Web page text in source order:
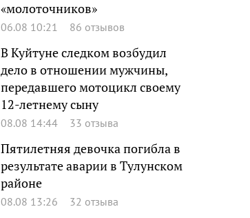
«молоточников»
06.08 10:21 86 отзывов
В Куйтуне следком возбудил
дело в отношении мужчины,
передавшего мотоцикл своему
12-летнему сыну
08.08 14:44 33 отзыва
Пятилетняя девочка погибла в
результате аварии в Тулунском
районе
08.08 13:26 32 отзыва